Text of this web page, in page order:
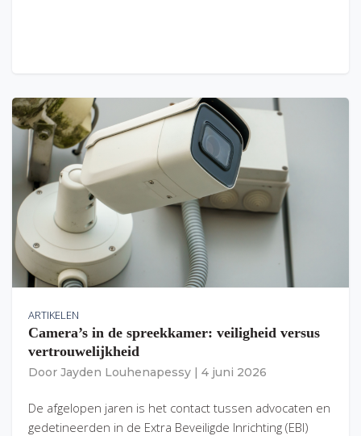
ARTIKELEN
Camera’s in de spreekkamer: veiligheid versus
vertrouwelijkheid
Door Jayden Louhenapessy 4 juni 2026
De afgelopen jaren is het contact tussen advocaten en
gedetineerden in de Extra Beveiligde Inrichting (EBI)